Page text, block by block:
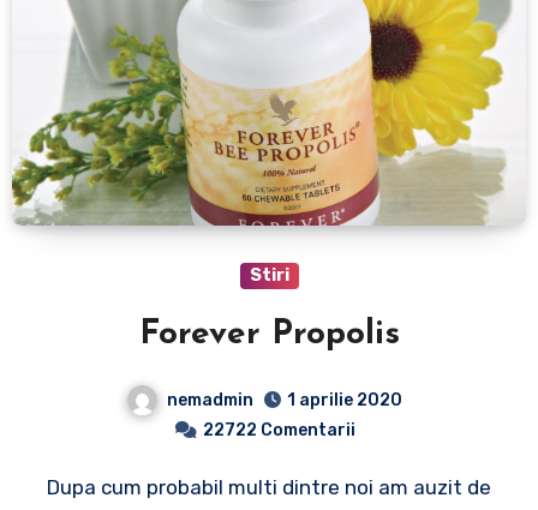
Stiri
Forever Propolis
nemadmin
1 aprilie 2020
22722 Comentarii
Dupa cum probabil multi dintre noi am auzit de